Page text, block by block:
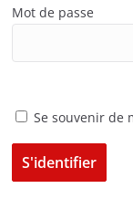
Mot de passe
Se souvenir de